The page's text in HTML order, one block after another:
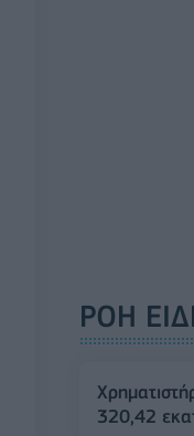
ΡΟΗ
320,42